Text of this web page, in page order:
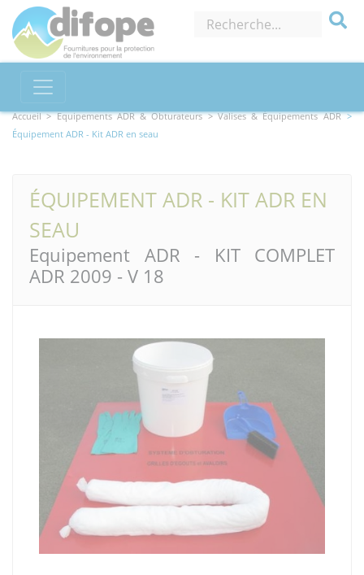
Accueil >Equipements ADR & Obturateurs> Valises & Équipements ADR >
Équipement ADR - Kit ADR en seau
ÉQUIPEMENT ADR - KIT ADR EN
SEAU
Equipement ADR - KIT COMPLET
ADR 2009 - V 18